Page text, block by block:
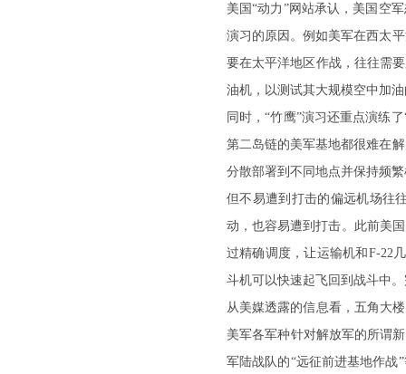
美国“动力”网站承认，美国空
演习的原因。例如美军在西太
要在太平洋地区作战，往往需
油机，以测试其大规模空中加
同时，“竹鹰”演习还重点演练
第二岛链的美军基地都很难在
分散部署到不同地点并保持频
但不易遭到打击的偏远机场往
动，也容易遭到打击。此前美
过精确调度，让运输机和F-22
斗机可以快速起飞回到战斗中
从美媒透露的信息看，五角大
美军各军种针对解放军的所谓
军陆战队的“远征前进基地作战